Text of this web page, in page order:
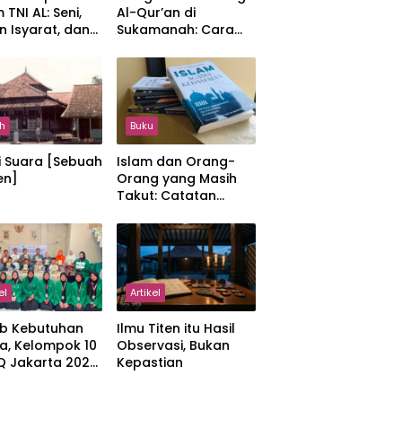
TNI AL: Seni,
Isyarat, dan
Al-Qur’an di
Sukamanah: Cara
Jakarta Menjaga
Bumi Jonggol
Suara [Sebuah
Buku
Islam dan Orang-
Orang yang Masih
Takut: Catatan
Kemajemukan, dan
Negara dalam
Pemikiran Masykuri
Abdillah
Kebutuhan
Kelompok 10
Jakarta 2026
Artikel
Ilmu Titen itu Hasil
Observasi, Bukan
Kepastian